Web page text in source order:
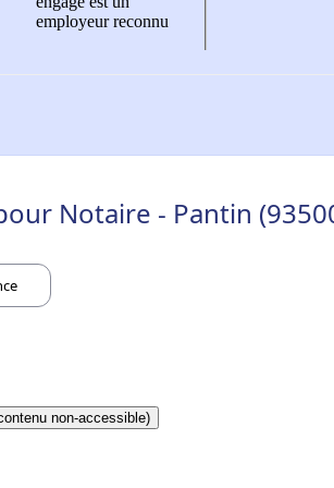
employeur reconnu
Notaire - Pantin
non-accessible)